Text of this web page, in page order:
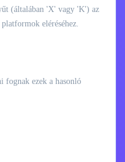
(általában 'X' vagy 'K') az
eléréséhez.
fognak ezek a hasonló